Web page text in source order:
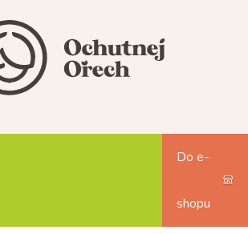
Do e-
shopu